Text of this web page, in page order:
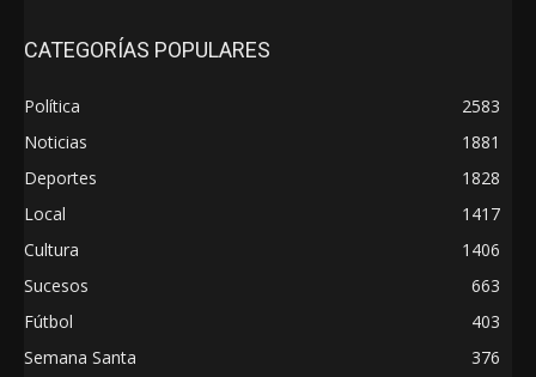
CATEGORÍAS POPULARES
Política
2583
Noticias
1881
Deportes
1828
Local
1417
Cultura
1406
Sucesos
663
Fútbol
403
Semana Santa
376